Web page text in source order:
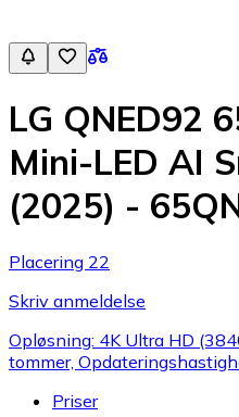
LG QNED92
Mini-LED AI
(2025) -
Placering 22
Skriv anmeldelse
Opløsning: 4K Ultra HD
tommer,
Priser